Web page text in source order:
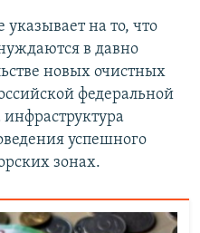
на то, что
в давно
новых очистных
федеральной
успешного
зонах.